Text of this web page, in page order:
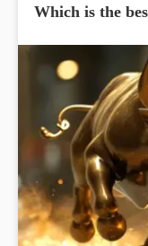
Which is the